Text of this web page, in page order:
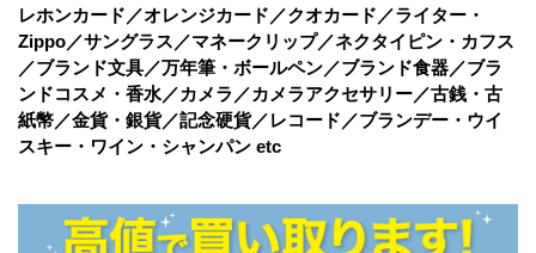
レホンカード／オレンジカード／クオカード／ライター・
Zippo／サングラス／マネークリップ／ネクタイピン・カフス
／ブランド文具／万年筆・ボールペン／ブランド食器／ブラ
ンドコスメ・香水／カメラ／カメラアクセサリー／古銭・古
紙幣／金貨・銀貨／記念硬貨／レコード／ブランデー・ウイ
スキー・ワイン・シャンパン etc